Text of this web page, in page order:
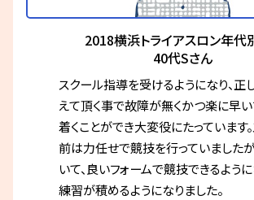
2018横浜トライアスロン年代
40代Sさん
スクール指導を受けるようになり、正
えて頂く事で故障が無くかつ楽に早
着くことができ大変役にたっています
前は力任せで競技を行っていました
いて、良いフォームで競技できるよう
練習が積めるようになりました。